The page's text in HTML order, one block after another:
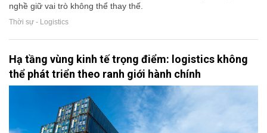
nghề giữ vai trò không thể thay thế.
Thời sự - Logistics
Hạ tầng vùng kinh tế trọng điểm: logistics không
thể phát triển theo ranh giới hành chính